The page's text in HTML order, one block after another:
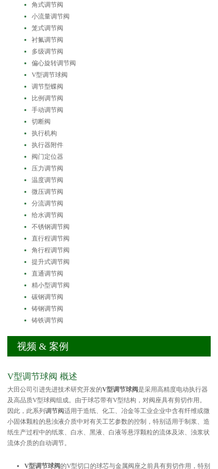
角式调节阀
小流量调节阀
笼式调节阀
衬氟调节阀
多级调节阀
偏心旋转调节阀
V型调节球阀
调节型蝶阀
比例调节阀
手动调节阀
切断阀
执行机构
执行器附件
阀门定位器
压力调节阀
温度调节阀
微压调节阀
分流调节阀
给水调节阀
不锈钢调节阀
直行程调节阀
角行程调节阀
提升式调节阀
直通调节阀
精小型调节阀
碳钢调节阀
铸钢调节阀
铸铁调节阀
视频 & 案例
V型调节球阀 概述
大田公司引进先进技术研究开发的V型调节球阀是采用高精度电动执行器
及高品质V型球阀组成。由于球芯带有V型结构，对阀座具有剪切作用。
因此，此系列调节阀适用于造纸、化工、冶金等工业企业中含有纤维或微
小固体颗粒的悬浊液介质中对有关工艺参数的控制，特别适用于制浆、造
纸生产过程中的纸浆、白水、黑液、白液等悬浮颗粒的流体及浓、浊浆状
流体介质的自动调节。
V型调节球阀的V型切口的球芯与金属阀座之前具有剪切作用，特别